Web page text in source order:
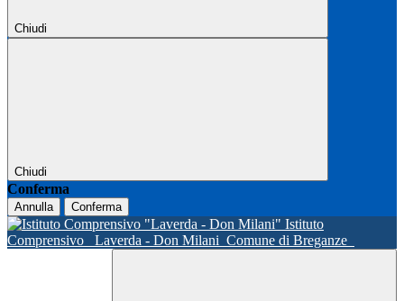
Chiudi
Chiudi
Conferma
Annulla Conferma
Istituto
Comprensivo
Laverda - Don Milani Comune di Breganze